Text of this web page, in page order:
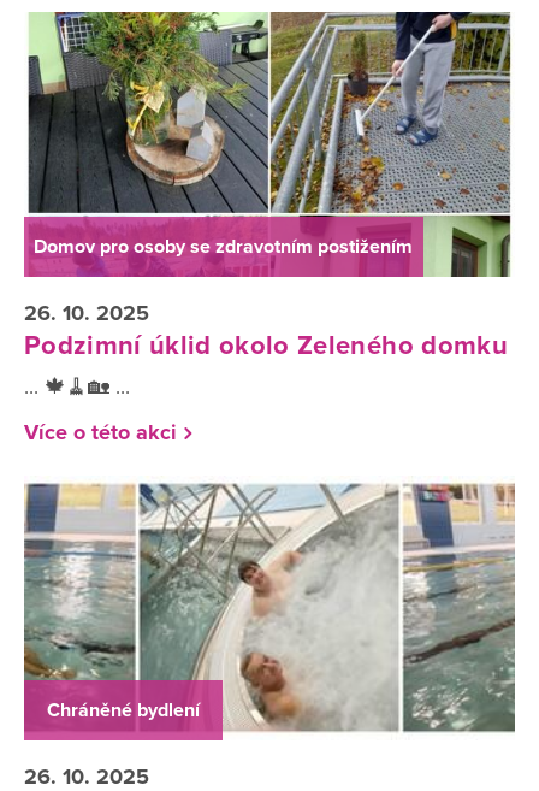
Domov pro osoby se zdravotním postižením
26. 10. 2025
Podzimní úklid okolo Zeleného domku
... 🍁🧹🏡 ...
Více o této akci
Chráněné bydlení
26. 10. 2025